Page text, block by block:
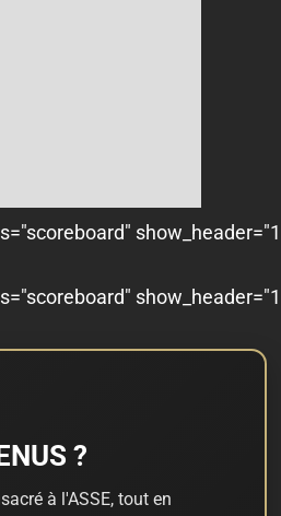
?
à l'ASSE, tout en